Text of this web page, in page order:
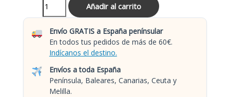
Añadir al carrito
Envío GRATIS a España penínsular
En todos tus pedidos de más de 60€.
Indícanos el destino.
Envíos a toda España
Península, Baleares, Canarias, Ceuta y
Melilla.